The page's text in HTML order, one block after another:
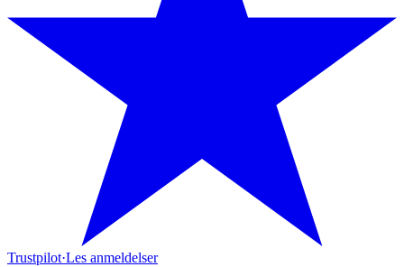
Trustpilot·Les anmeldelser